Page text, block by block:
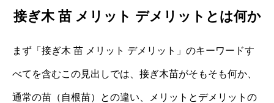
接ぎ木 苗 メリット デメリットとは何か
まず「接ぎ木 苗 メリット デメリット」のキーワードす
べてを含むこの見出しでは、接ぎ木苗がそもそも何か、
通常の苗（自根苗）との違い、メリットとデメリットの